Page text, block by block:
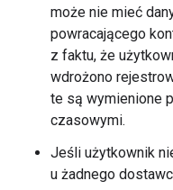
może nie mieć
powracającego
z faktu, że
wdrożono
te są wymienione
czasowymi.
Jeśli użytkownik
u żadnego